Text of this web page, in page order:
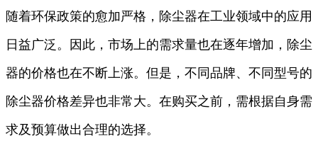
随着环保政策的愈加严格，除尘器在工业领域中的应用
日益广泛。因此，市场上的需求量也在逐年增加，除尘
器的价格也在不断上涨。但是，不同品牌、不同型号的
除尘器价格差异也非常大。在购买之前，需根据自身需
求及预算做出合理的选择。